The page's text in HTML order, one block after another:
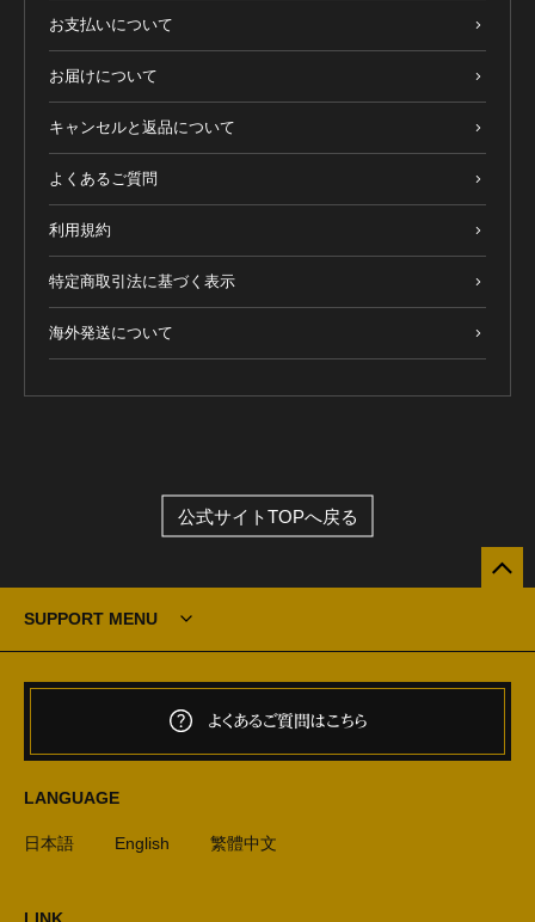
お支払いについて
お届けについて
キャンセルと返品について
よくあるご質問
利用規約
特定商取引法に基づく表示
海外発送について
公式サイトTOPへ戻る
SUPPORT MENU
よくあるご質問はこちら
LANGUAGE
日本語 English 繁體中文
LINK